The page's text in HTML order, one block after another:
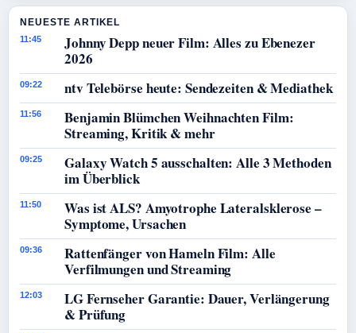
NEUESTE ARTIKEL
11:45
Johnny Depp neuer Film: Alles zu Ebenezer
2026
09:22 ntv Telebörse heute: Sendezeiten & Mediathek
11:56
Benjamin Blümchen Weihnachten Film:
Streaming, Kritik & mehr
09:25
Galaxy Watch 5 ausschalten: Alle 3 Methoden
im Überblick
11:50
Was ist ALS? Amyotrophe Lateralsklerose –
Symptome, Ursachen
09:36
Rattenfänger von Hameln Film: Alle
Verfilmungen und Streaming
12:03
LG Fernseher Garantie: Dauer, Verlängerung
& Prüfung